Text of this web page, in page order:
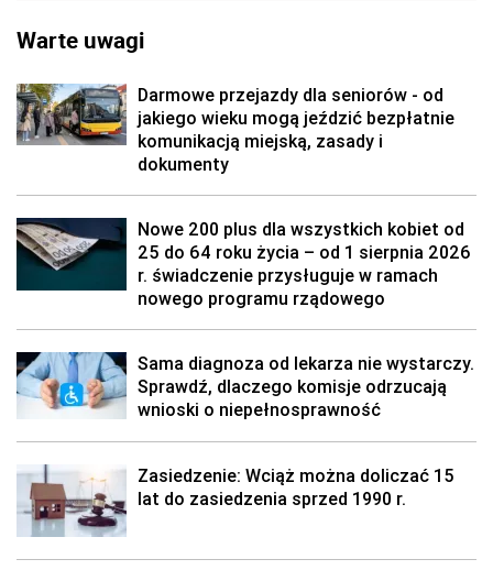
Warte uwagi
Darmowe przejazdy dla seniorów - od
jakiego wieku mogą jeździć bezpłatnie
komunikacją miejską, zasady i
dokumenty
Nowe 200 plus dla wszystkich kobiet od
25 do 64 roku życia – od 1 sierpnia 2026
r. świadczenie przysługuje w ramach
nowego programu rządowego
Sama diagnoza od lekarza nie wystarczy.
Sprawdź, dlaczego komisje odrzucają
wnioski o niepełnosprawność
Zasiedzenie: Wciąż można doliczać 15
lat do zasiedzenia sprzed 1990 r.